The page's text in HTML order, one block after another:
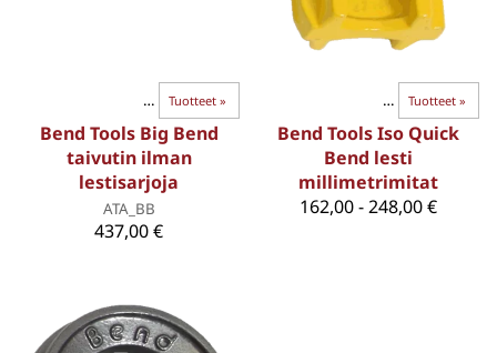
Tuotteet ‪»
Bend Tools Big Bend
taivutin ilman
lestisarjoja
ATA_BB
437,00 €
Tuotteet ‪»
Paksuseinäiset putket ‪»
Bend Tools Iso Quick
Bend lesti
millimetrimitat
162,00 - 248,00 €